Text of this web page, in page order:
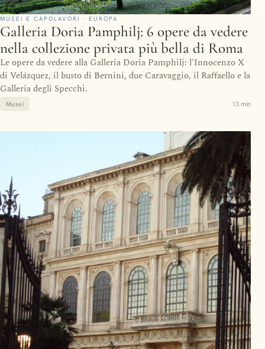
MUSEI E CAPOLAVORI · EUROPA
Galleria Doria Pamphilj: 6 opere da vedere
nella collezione privata più bella di Roma
Le opere da vedere alla Galleria Doria Pamphilj: l'Innocenzo X
di Velázquez, il busto di Bernini, due Caravaggio, il Raffaello e la
Galleria degli Specchi.
Musei 13 min